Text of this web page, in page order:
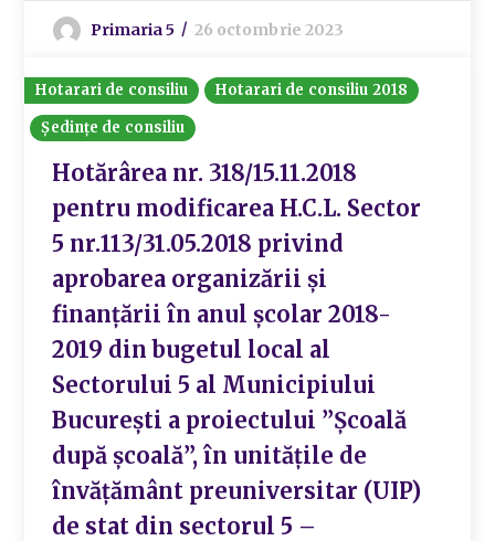
Primaria 5 26 octombrie 2023
Hotarari de consiliu
Hotarari de consiliu 2018
Ședințe de consiliu
Hotărârea nr. 318/15.11.2018
pentru modificarea H.C.L. Sector
5 nr.113/31.05.2018 privind
aprobarea organizării și
finanțării în anul școlar 2018-
2019 din bugetul local al
Sectorului 5 al Municipiului
București a proiectului ”Școală
după școală”, în unitățile de
învățământ preuniversitar (UIP)
de stat din sectorul 5 –